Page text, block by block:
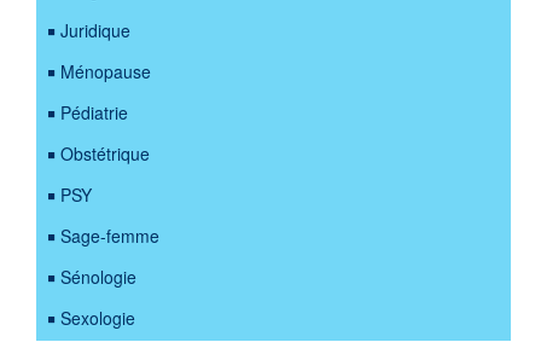
Juridique
Ménopause
Pédiatrie
Obstétrique
PSY
Sage-femme
Sénologie
Sexologie